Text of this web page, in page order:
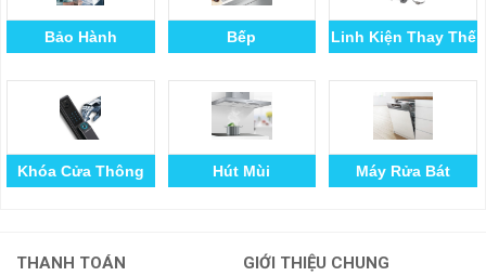
Bảo Hành Bếp Linh Kiện Thay Thế
Khóa Cửa Thông
Hút Mùi Máy Rửa Bát
THANH TOÁN GIỚI THIỆU CHUNG